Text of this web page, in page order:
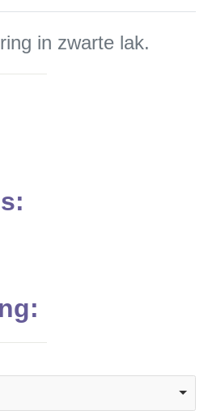
in zwarte lak.